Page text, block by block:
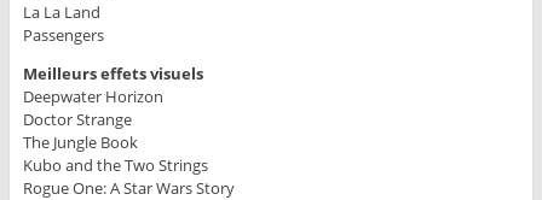
La La Land
Passengers
Meilleurs effets visuels
Deepwater Horizon
Doctor Strange
The Jungle Book
Kubo and the Two Strings
Rogue One: A Star Wars Story